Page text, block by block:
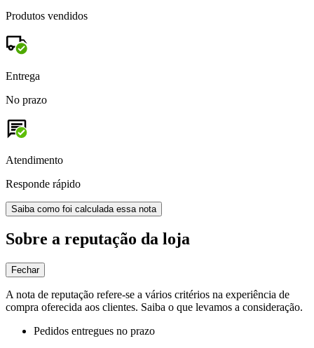
Produtos vendidos
Entrega
No prazo
Atendimento
Responde rápido
Saiba como foi calculada essa nota
Sobre a reputação da loja
Fechar
A nota de reputação refere-se a vários critérios na experiência de
compra oferecida aos clientes. Saiba o que levamos a consideração.
Pedidos entregues no prazo